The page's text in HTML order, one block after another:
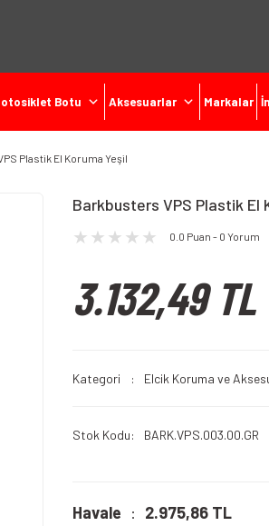
Botu Aksesuarlar Markalar
Plastik El Koruma Yeşil
Barkbusters VPS Plastik El
0.0 Puan - 0 Yorum
3.132,49 TL
Kategori Elcik Koruma ve
Stok Kodu BARK.VPS.003.00.GR
Havale
2.975,86 TL